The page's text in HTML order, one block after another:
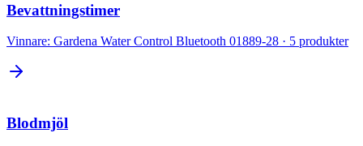
Bevattningstimer
Vinnare: Gardena Water Control Bluetooth 01889-28 · 5 produkter
Blodmjöl